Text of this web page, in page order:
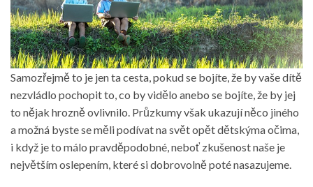
Samozřejmě to je jen ta cesta, pokud se bojíte, že by vaše dítě
nezvládlo pochopit to, co by vidělo anebo se bojíte, že by jej
to nějak hrozně ovlivnilo. Průzkumy však ukazují něco jiného
a možná byste se měli podívat na svět opět dětskýma očima,
i když je to málo pravděpodobné, neboť zkušenost naše je
největším oslepením, které si dobrovolně poté nasazujeme.